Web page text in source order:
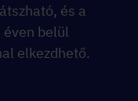
és a
belül
elkezdhető.